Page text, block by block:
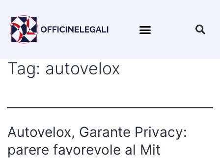
Tag: autovelox
Autovelox, Garante Privacy:
parere favorevole al Mit